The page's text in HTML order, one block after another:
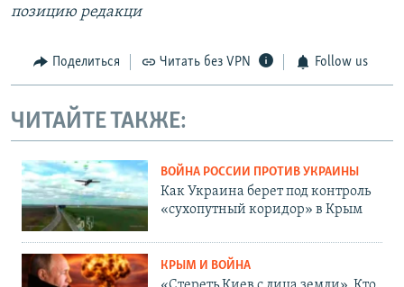
позицию редакци
Поделиться Читать без VPN Follow us
ЧИТАЙТЕ ТАКЖЕ:
ВОЙНА РОССИИ ПРОТИВ УКРАИНЫ
Как Украина берет под контроль
«сухопутный коридор» в Крым
КРЫМ И ВОЙНА